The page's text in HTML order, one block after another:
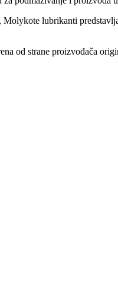
lubrikanti
od strane proizvođača